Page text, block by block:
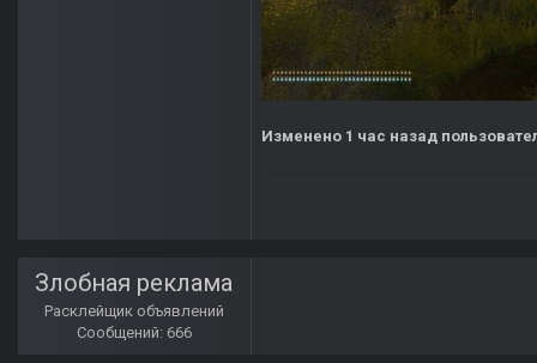
Изменено 1 час назад
Злобная реклама
Расклейщик объявлений
Сообщений: 666